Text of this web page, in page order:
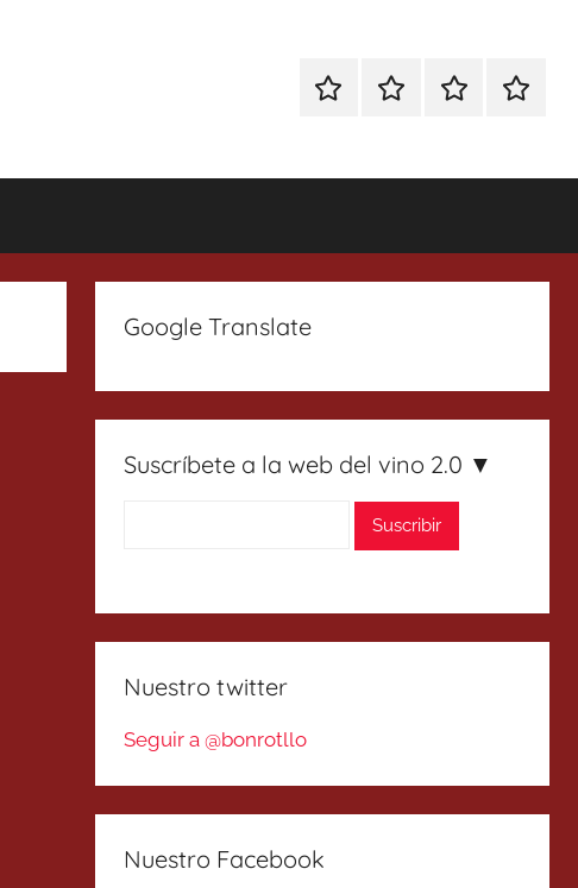
EspecialEnoturismoRanking
Google Translate
Suscríbete a la web del vino 2.0 ▼
Nuestro twitter
Seguir a @bonrotllo
Nuestro Facebook